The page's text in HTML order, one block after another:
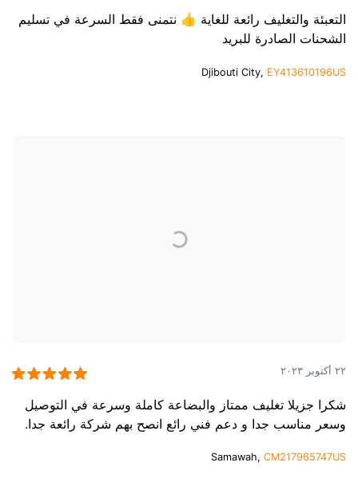
التعبئة والتغليف رائعة للغاية 👍 نتمنى فقط السرعة في تسليم
الشحنات الصادرة للبريد
Djibouti City, EY413610196US
٢٢ أكتوبر ٢٠٢٣
شكرا جزيلا تغليف ممتاز والبضاعة كاملة وسرعة في التوصيل
وسعر مناسب جدا و دعم فني رائع انصح بهم شركة رائعة جدا.
Samawah, CM217965747US